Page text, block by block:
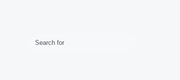
Switch skin